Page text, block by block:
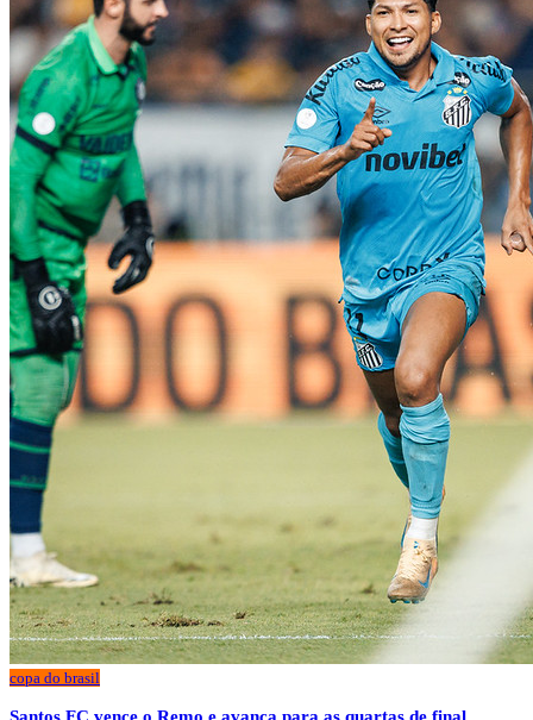
copa do brasil
Santos FC vence o Remo e avança para as quartas de final